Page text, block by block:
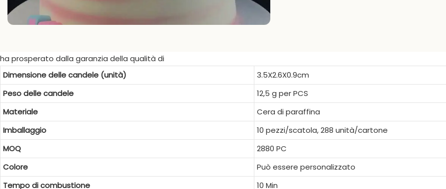
ha prosperato dalla garanzia della qualità di
Dimensione delle candele (unità)
3.5X2.6X0.9cm
Peso delle candele
12,5 g per PCS
Materiale
Cera di paraffina
Imballaggio
10 pezzi/scatola, 288 unità/cartone
MOQ
2880 PC
Colore
Può essere personalizzato
Tempo di combustione
10 Min